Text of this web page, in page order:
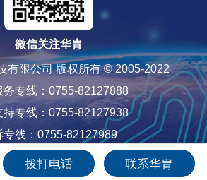
微信关注华胄
有限公司 版权所有 © 2005-2022
务专线：0755-82127888
持专线：0755-82127938
专线：0755-82127989
ICP备12085565号-1
拨打电话 联系华胄